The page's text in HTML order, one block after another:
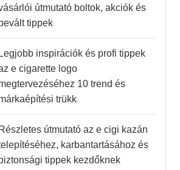
útmutató boltok, akciók és
bevált tippek
Legjobb inspirációk és profi tippek
e cigarette logo
10 trend és
trükk
Részletes útmutató az e cigi kazán
karbantartásához és
biztonsági tippek kezdőknek